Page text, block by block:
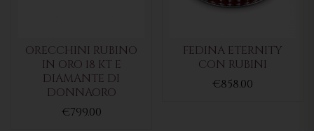
ORECCHINI RUBINO
IN ORO 18 KT E
DIAMANTE DI
DONNAORO
€799.00
FEDINA ETERNITY
CON RUBINI
€858.00